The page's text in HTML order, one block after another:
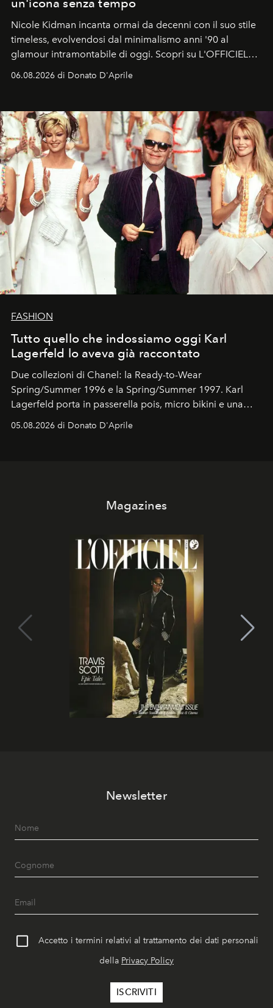
un'icona senza tempo
Nicole Kidman incanta ormai da decenni con il suo stile
timeless, evolvendosi dal minimalismo anni '90 al
glamour intramontabile di oggi. Scopri su L'OFFICIEL
Italia la sua style evolution.
06.08.2026 di Donato D'Aprile
FASHION
Tutto quello che indossiamo oggi Karl
Lagerfeld lo aveva già raccontato
Due collezioni di Chanel: la Ready-to-Wear
Spring/Summer 1996 e la Spring/Summer 1997. Karl
Lagerfeld porta in passerella pois, micro bikini e una
logomania pensata per la spiaggia
Kate, Claudia e Carla una dietro l'altra. Trent'anni dopo,
05.08.2026 di Donato D'Aprile
Magazines
Newsletter
Accetto i termini relativi al trattamento dei dati personali
della Privacy Policy